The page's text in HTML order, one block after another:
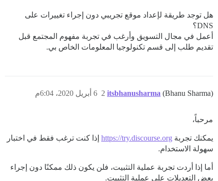
هل توجد طريقة لإعداد موقع تجريبي دون إجراء تغييرات على
DNS؟
أعمل في مجال التسويق وأرغب في تجربة مفهوم المجتمع قبل
تقديم طلب إلى قسم تكنولوجيا المعلومات الخاص بي.
itsbhanusharma (Bhanu Sharma) 6 أبريل 2020، 6:04م 2
مرحباً،
يمكنك تجربة https://try.discourse.org إذا كنت ترغب فقط في اختبار
سهولة الاستخدام.
أما إذا أردت تجربة عملية التثبيت، فلن يكون ذلك ممكنًا دون إجراء
بعض التعديلات على عملية التثبيت.